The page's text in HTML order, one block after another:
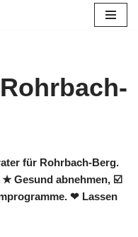
für Rohrbach-Berg.
Gesund abnehmen, ☑️
❤ Lassen